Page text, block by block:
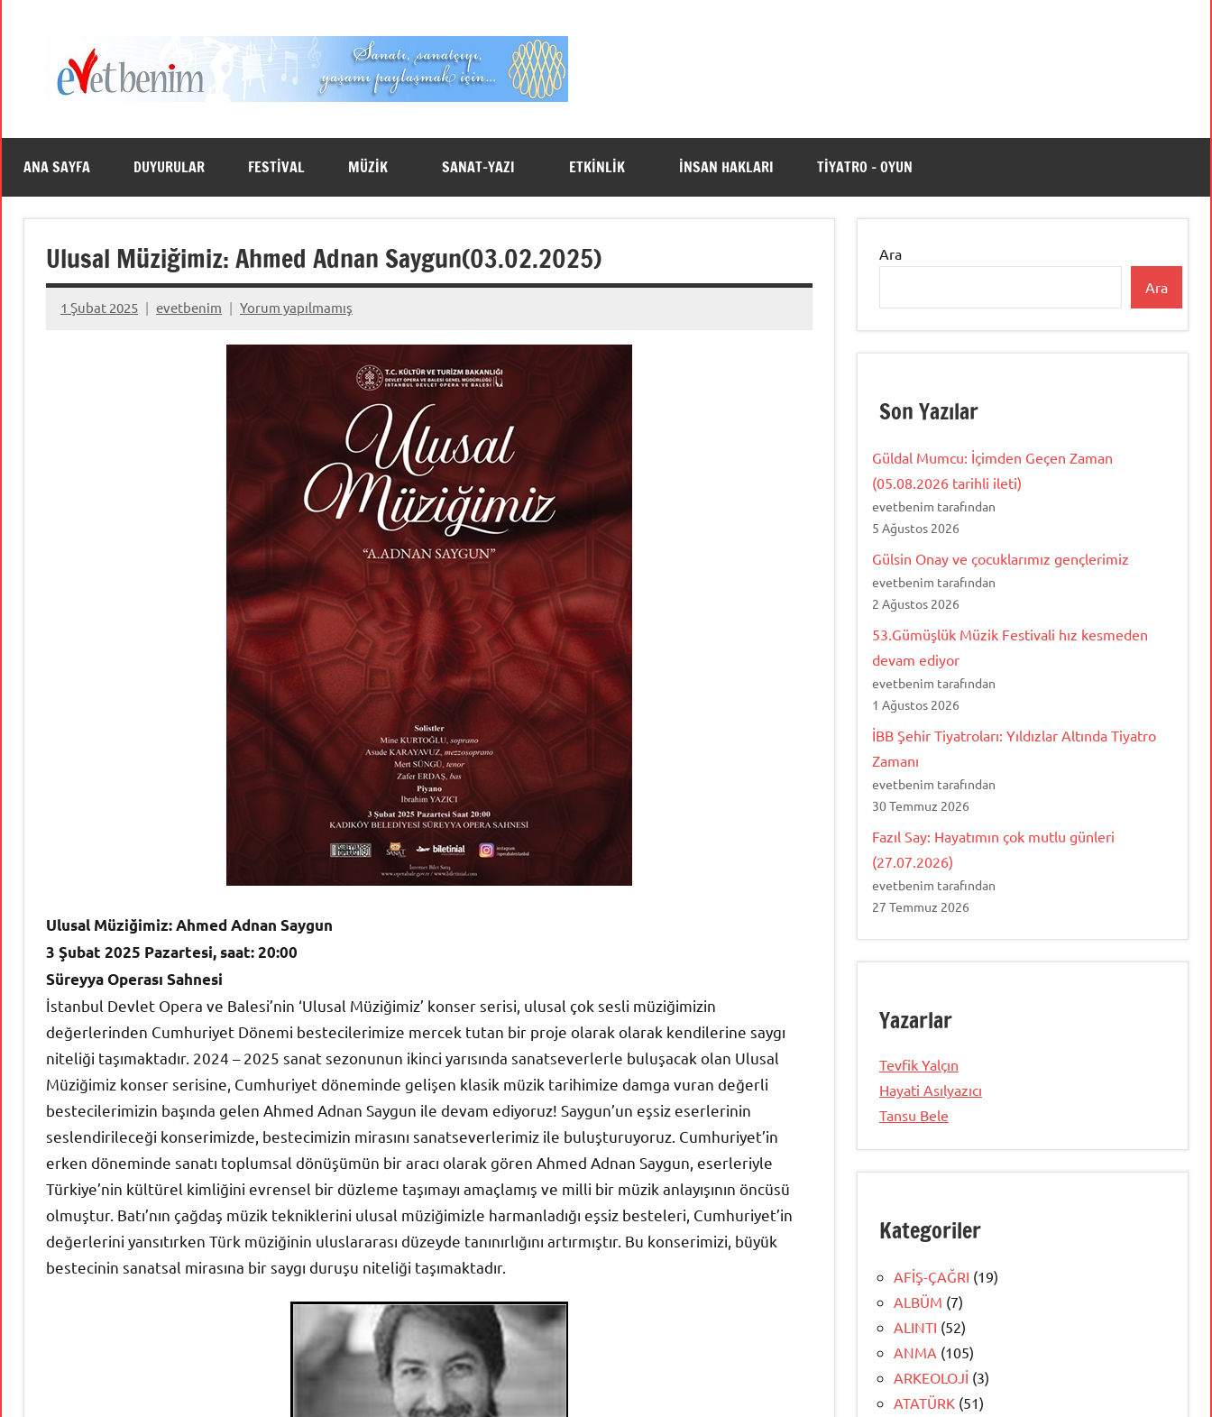
Benim
ANA SAYFA DUYURULAR FESTİVAL MÜZİK SANAT-YAZI ETKİNLİK İNSAN HAKLARI TİYATRO – OYUN
Ulusal Müziğimiz: Ahmed Adnan Saygun(03.02.2025)
1 Şubat 2025 evetbenim Yorum yapılmamış
Ulusal Müziğimiz: Ahmed Adnan Saygun
3 Şubat 2025 Pazartesi, saat: 20:00
Süreyya Operası Sahnesi
İstanbul Devlet Opera ve Balesi’nin ‘Ulusal Müziğimiz’ konser serisi, ulusal çok sesli müziğimizin
değerlerinden Cumhuriyet Dönemi bestecilerimize mercek tutan bir proje olarak olarak kendilerine saygı
niteliği taşımaktadır. 2024 – 2025 sanat sezonunun ikinci yarısında sanatseverlerle buluşacak olan Ulusal
Müziğimiz konser serisine, Cumhuriyet döneminde gelişen klasik müzik tarihimize damga vuran değerli
bestecilerimizin başında gelen Ahmed Adnan Saygun ile devam ediyoruz! Saygun’un eşsiz eserlerinin
seslendirileceği konserimizde, bestecimizin mirasını sanatseverlerimiz ile buluşturuyoruz. Cumhuriyet’in
erken döneminde sanatı toplumsal dönüşümün bir aracı olarak gören Ahmed Adnan Saygun, eserleriyle
Türkiye’nin kültürel kimliğini evrensel bir düzleme taşımayı amaçlamış ve milli bir müzik anlayışının öncüsü
olmuştur. Batı’nın çağdaş müzik tekniklerini ulusal müziğimizle harmanladığı eşsiz besteleri, Cumhuriyet’in
değerlerini yansıtırken Türk müziğinin uluslararası düzeyde tanınırlığını artırmıştır. Bu konserimizi, büyük
bestecinin sanatsal mirasına bir saygı duruşu niteliği taşımaktadır.
Ara
Ara
Son Yazılar
Güldal Mumcu: İçimden Geçen Zaman
(05.08.2026 tarihli ileti)
evetbenim tarafından
5 Ağustos 2026
Gülsin Onay ve çocuklarımız gençlerimiz
evetbenim tarafından
2 Ağustos 2026
53.Gümüşlük Müzik Festivali hız kesmeden
devam ediyor
evetbenim tarafından
1 Ağustos 2026
İBB Şehir Tiyatroları: Yıldızlar Altında Tiyatro
Zamanı
evetbenim tarafından
30 Temmuz 2026
Fazıl Say: Hayatımın çok mutlu günleri
(27.07.2026)
evetbenim tarafından
27 Temmuz 2026
Yazarlar
Tevfik Yalçın
Hayati Asılyazıcı
Tansu Bele
Kategoriler
AFİŞ-ÇAĞRI (19)
ALBÜM (7)
ALINTI (52)
ANMA (105)
ARKEOLOJİ (3)
ATATÜRK (51)